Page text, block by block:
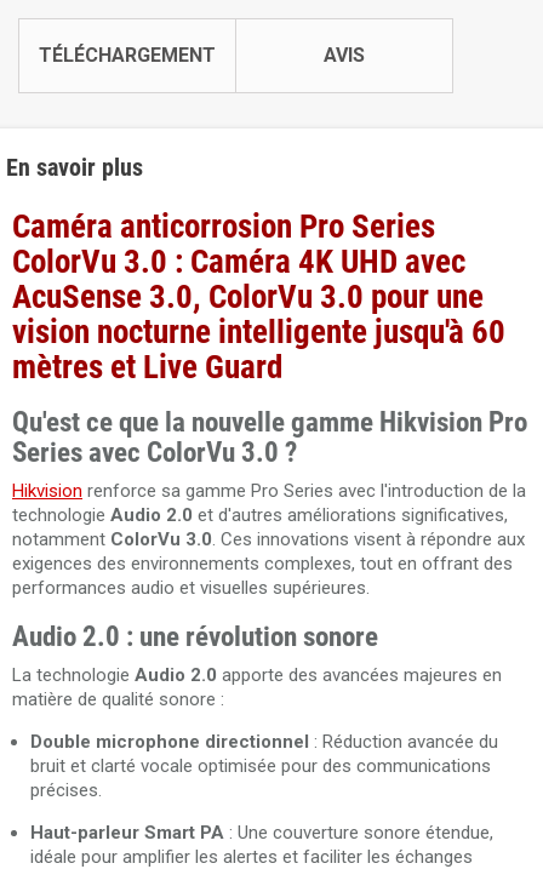
TÉLÉCHARGEMENT AVIS
En savoir plus
Caméra anticorrosion Pro Series
ColorVu 3.0 : Caméra 4K UHD avec
AcuSense 3.0, ColorVu 3.0 pour une
vision nocturne intelligente jusqu'à 60
mètres et Live Guard
Qu'est ce que la nouvelle gamme Hikvision Pro
Series avec ColorVu 3.0 ?
Hikvision renforce sa gamme Pro Series avec l'introduction de la
technologie Audio 2.0 et d'autres améliorations significatives,
notamment ColorVu 3.0. Ces innovations visent à répondre aux
exigences des environnements complexes, tout en offrant des
performances audio et visuelles supérieures.
Audio 2.0 : une révolution sonore
La technologie Audio 2.0 apporte des avancées majeures en
matière de qualité sonore :
Double microphone directionnel : Réduction avancée du
bruit et clarté vocale optimisée pour des communications
précises.
Haut-parleur Smart PA : Une couverture sonore étendue,
idéale pour amplifier les alertes et faciliter les échanges